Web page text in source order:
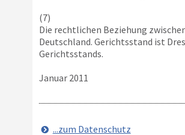
(7)
Die rechtlichen Beziehung
Deutschland. Gerichtsstand ist
Gerichtsstands.
Januar 2011
...zum Datenschutz